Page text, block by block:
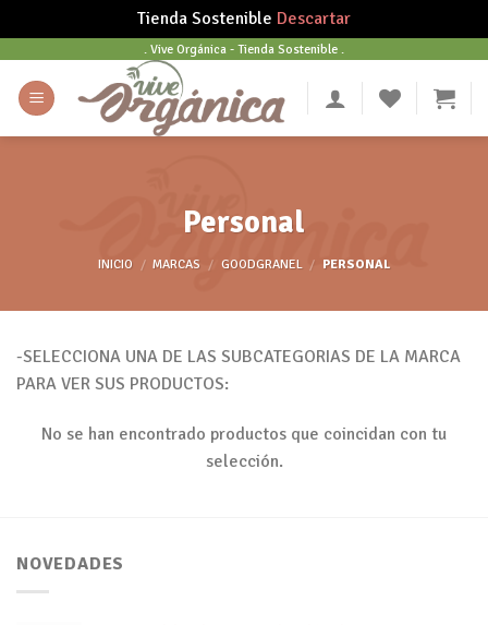
Tienda Sostenible Descartar
content
. Vive Orgánica - Tienda Sostenible .
Personal
INICIO / MARCAS / GOODGRANEL / PERSONAL
-SELECCIONA UNA DE LAS SUBCATEGORIAS DE LA MARCA
PARA VER SUS PRODUCTOS:
No se han encontrado productos que coincidan con tu
selección.
NOVEDADES